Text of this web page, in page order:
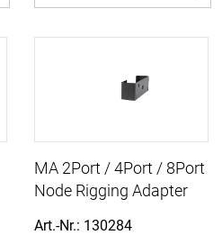
MA 2Port / 4Port / 8Port
Node Rigging Adapter
Art.-Nr.: 130284